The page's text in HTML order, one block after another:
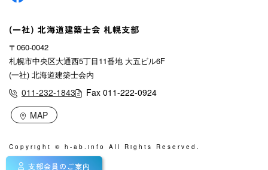
支部会員のご案内
(一社) 北海道建築士会 札幌支部
〒060-0042
札幌市中央区大通西5丁目11番地 大五ビル6F
(一社) 北海道建築士会内
011-232-1843
Fax 011-222-0924
MAP
Copyright © h-ab.info All Rights Reserved.